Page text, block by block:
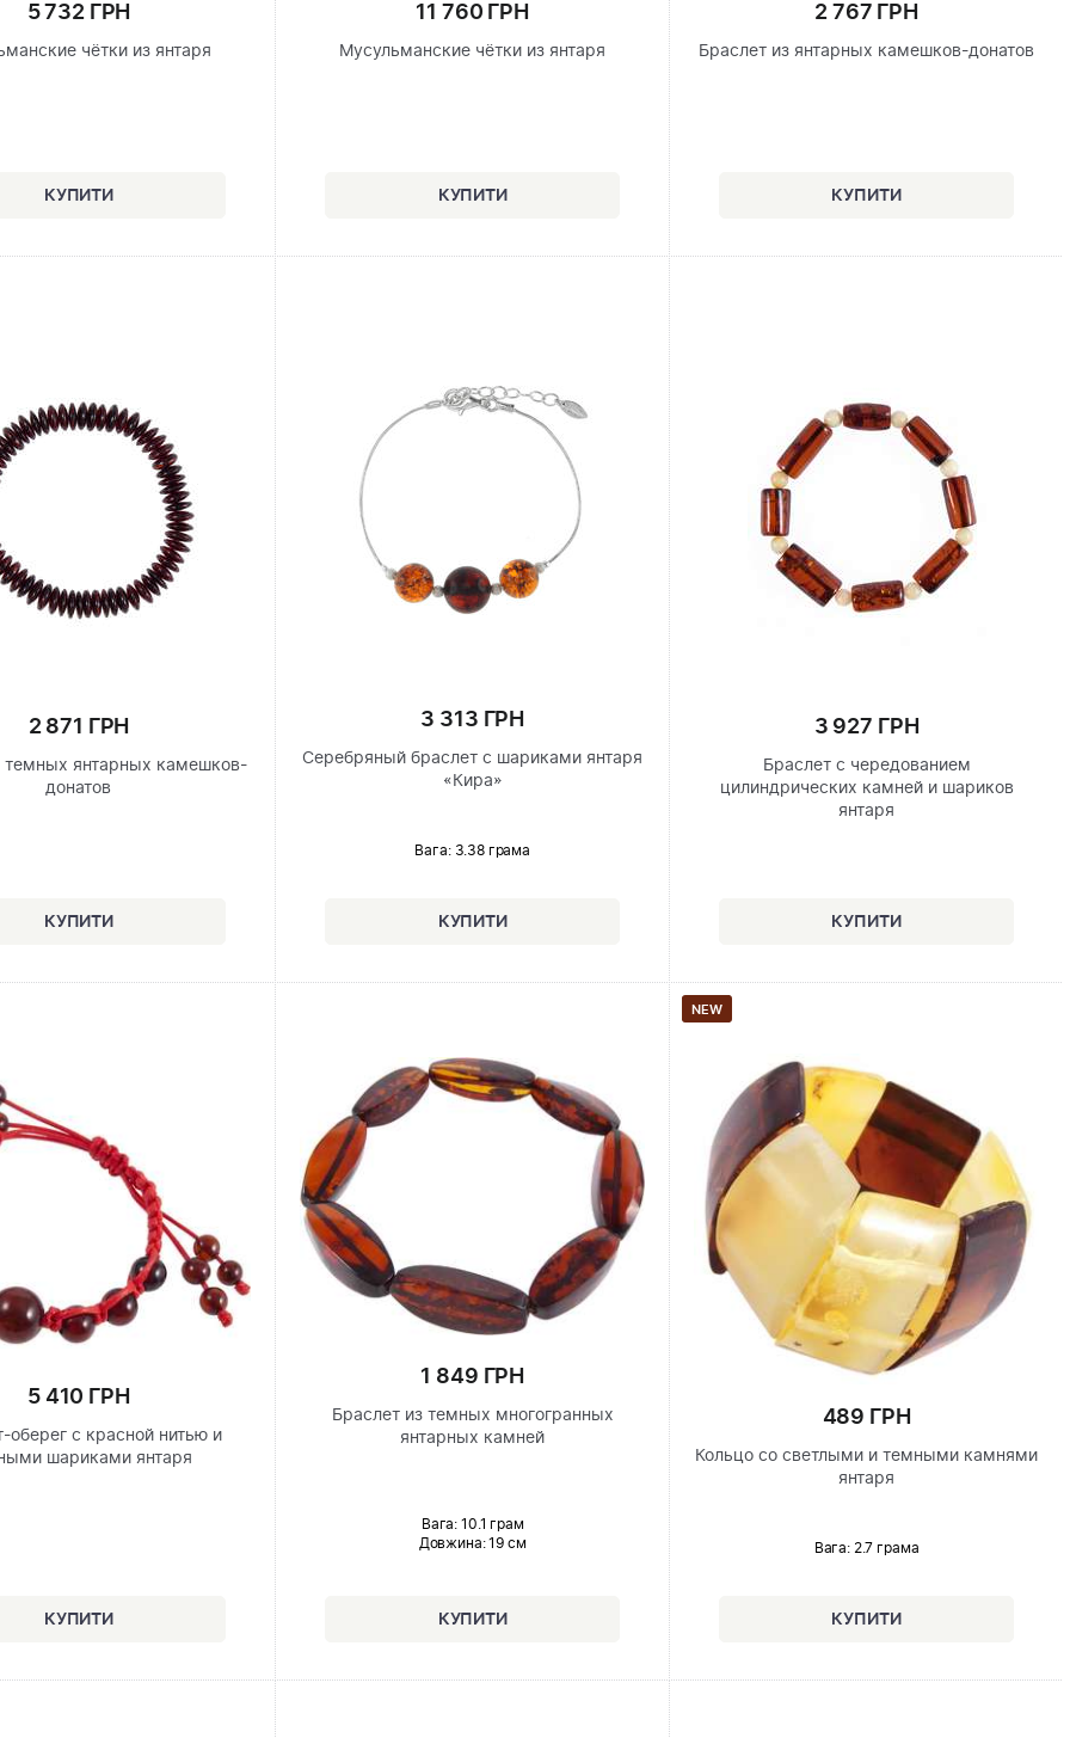
5 732 ГРН
чётки из янтаря
11 760 ГРН
Мусульманские чётки из янтаря
2 767 ГРН
Браслет из янтарных камешков-донатов
2 871 ГРН
темных янтарных камешков-
донатов
3 313 ГРН
Серебряный браслет с шариками янтаря
«Кира»
Вага: 3.38 грама
3 927 ГРН
Браслет с чередованием
цилиндрических камней и шариков
янтаря
5 410 ГРН
оберег с красной нитью и
шариками янтаря
1 849 ГРН
Браслет из темных многогранных
янтарных камней
Вага: 10.1 грам
Довжина:19 см
NEW
489 ГРН
Кольцо со светлыми и темными камнями
янтаря
Вага: 2.7 грама